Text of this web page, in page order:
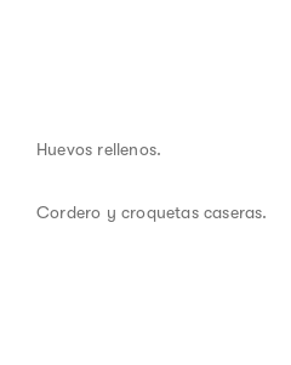
Huevos rellenos.
Cordero y croquetas caseras.